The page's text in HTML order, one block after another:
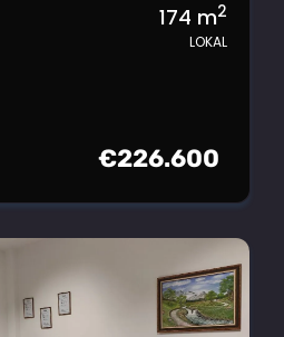
174 m2
LOKAL
€226.600